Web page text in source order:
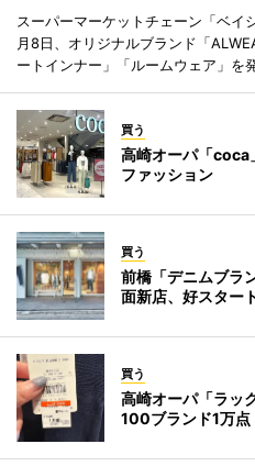
スーパーマーケットチェーン「ベイ
月8日、オリジナルブランド「
ートインナー」「ルームウェア」を
買う
高崎オーパ「
ファッション
買う
前橋「デニムブラ
面新店、好スター
買う
高崎オーパ「ラッ
100ブランド1万点